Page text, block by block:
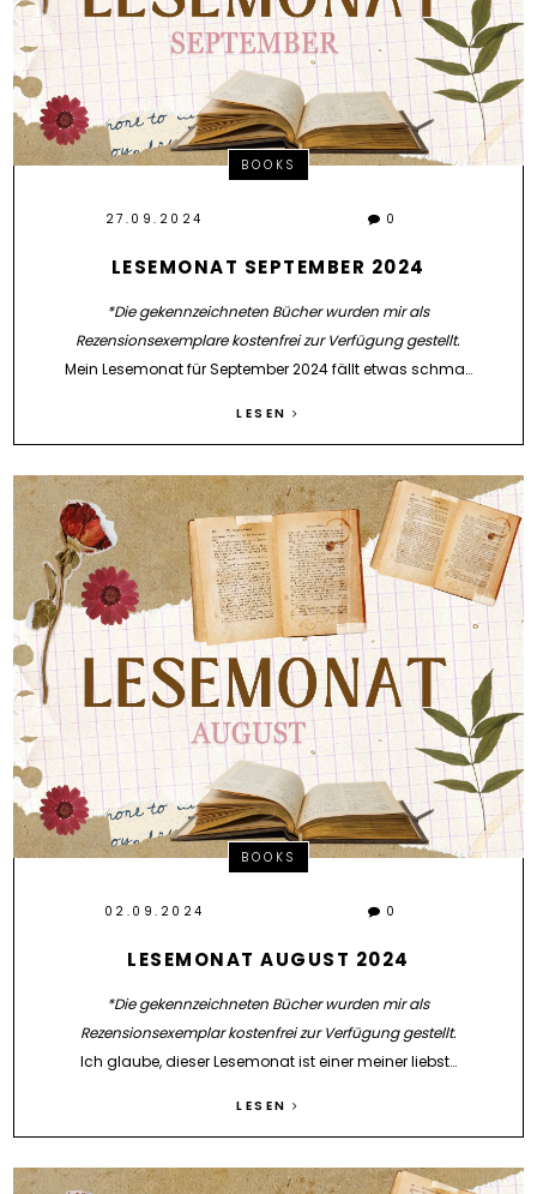
BOOKS
27.09.2024 0
LESEMONAT SEPTEMBER 2024
*Die gekennzeichneten Bücher wurden mir als
Rezensionsexemplare kostenfrei zur Verfügung gestellt.
Mein Lesemonat für September 2024 fällt etwas schma…
LESEN
BOOKS
02.09.2024 0
LESEMONAT AUGUST 2024
*Die gekennzeichneten Bücher wurden mir als
Rezensionsexemplar kostenfrei zur Verfügung gestellt.
Ich glaube, dieser Lesemonat ist einer meiner liebst…
LESEN